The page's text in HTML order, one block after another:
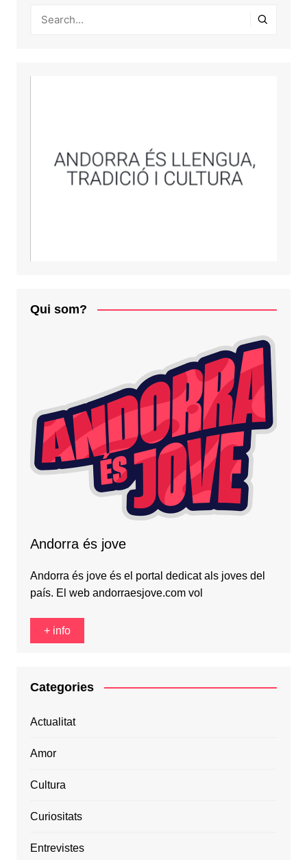
Qui som?
Andorra és jove
Andorra és jove és el portal dedicat als joves del
país. El web andorraesjove.com vol
+ info
Categories
Actualitat
Amor
Cultura
Curiositats
Entrevistes